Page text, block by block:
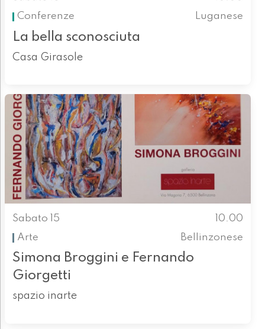
Conferenze
Luganese
La bella sconosciuta
Casa Girasole
Sabato 15
10.00
Arte
Bellinzonese
Simona Broggini e Fernando
Giorgetti
spazio inarte